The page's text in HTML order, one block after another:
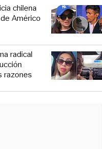
chilena
Américo
radical
razones